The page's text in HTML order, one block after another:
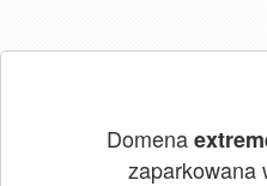
Domena
zaparkowana